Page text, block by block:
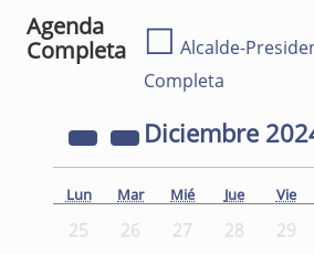
Agenda
Completa
☐ Alcalde-
Completa
Diciembre
Lun Mar Mié Jue Vie
25 26 27 28 29